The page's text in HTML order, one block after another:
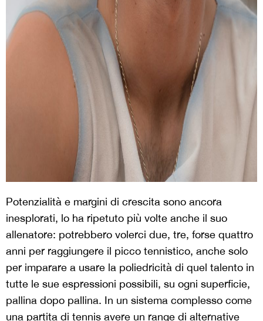
Potenzialità e margini di crescita sono ancora
inesplorati, lo ha ripetuto più volte anche il suo
allenatore: potrebbero volerci due, tre, forse quattro
anni per raggiungere il picco tennistico, anche solo
per imparare a usare la poliedricità di quel talento in
tutte le sue espressioni possibili, su ogni superficie,
pallina dopo pallina. In un sistema complesso come
una partita di tennis avere un range di alternative